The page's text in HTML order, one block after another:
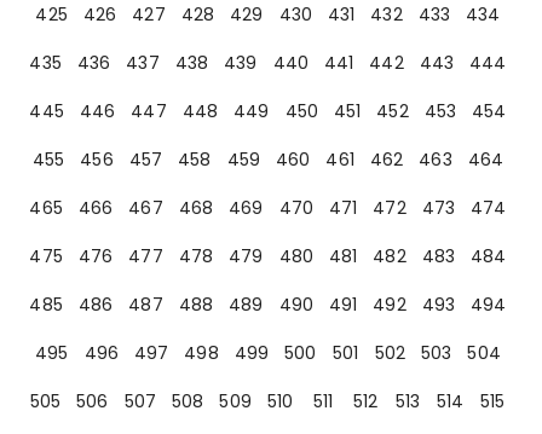
425
426 427 428 429 430 431 432 433
434
435
436 437 438 439 440 441 442 443
444
445
446 447 448 449 450 451 452 453
454
455
456 457 458 459 460 461 462 463
464
465
466 467 468 469 470 471 472 473
474
475
476 477 478 479 480 481 482 483
484
485
486 487 488 489 490 491 492 493
494
495
496 497 498 499 500 501 502 503
504
505
506 507 508 509 510 511 512 513 514
515